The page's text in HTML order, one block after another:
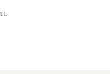
し